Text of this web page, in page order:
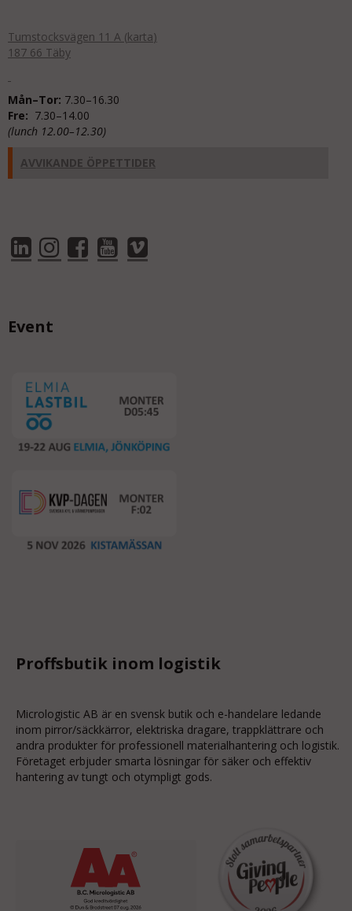
Tumstocksvägen 11 A (karta)
187 66 Täby
Mån–Tor: 7.30–16.30
Fre: 7.30–14.00
(lunch 12.00–12.30)
AVVIKANDE ÖPPETTIDER
Event
Proffsbutik inom logistik
Micrologistic AB är en svensk butik och e-handelare ledande
inom pirror/säckkärror, elektriska dragare, trappklättrare och
andra produkter för professionell materialhantering och logistik.
Företaget erbjuder smarta lösningar för säker och effektiv
hantering av tungt och otympligt gods.